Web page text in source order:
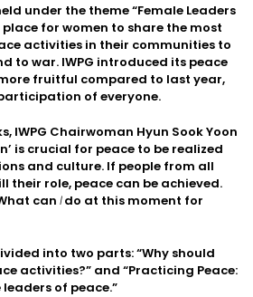
under the theme “Female Leaders
place for women to share the most
activities in their communities to
to war. IWPG introduced its peace
fruitful compared to last year,
of everyone.
IWPG Chairwoman Hyun Sook Yoon
is crucial for peace to be realized
and culture. If people from all
their role, peace can be achieved.
can Ido at this moment for
into two parts: “Why should
activities?” and “Practicing Peace:
of peace.”